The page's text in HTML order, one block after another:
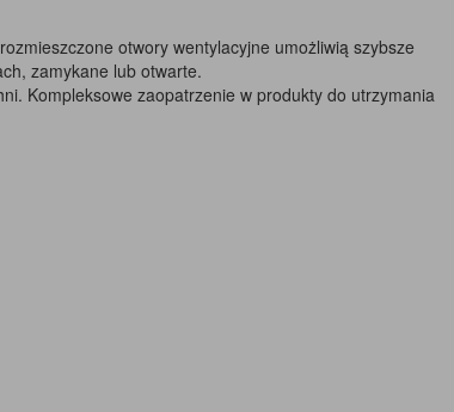
otwory wentylacyjne umożliwią szybsze
zamykane lub otwarte.
Kompleksowe zaopatrzenie w produkty do utrzymania